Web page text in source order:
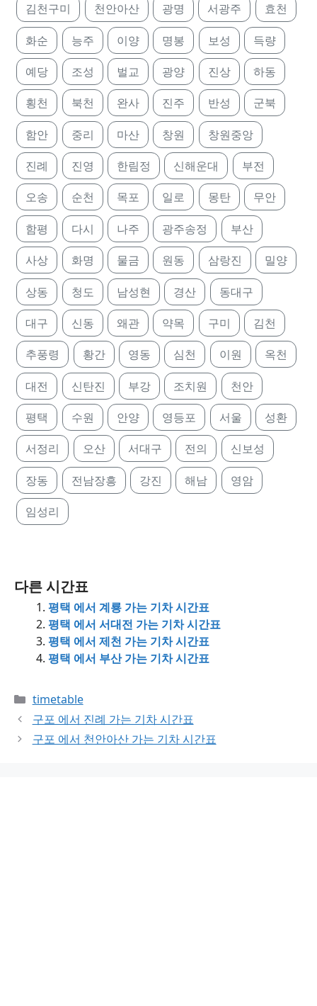
김천구미 천안아산 광명 서광주 효천
화순 능주 이양 명봉 보성 득량
예당 조성 벌교 광양 진상 하동
횡천 북천 완사 진주 반성 군북
함안 중리 마산 창원 창원중앙
진례 진영 한림정 신해운대 부전
오송 순천 목포 일로 몽탄 무안
함평 다시 나주 광주송정 부산
사상 화명 물금 원동 삼랑진 밀양
상동 청도 남성현 경산 동대구
대구 신동 왜관 약목 구미 김천
추풍령 황간 영동 심천 이원 옥천
대전 신탄진 부강 조치원 천안
평택 수원 안양 영등포 서울 성환
서정리 오산 서대구 전의 신보성
장동 전남장흥 강진 해남 영암
임성리
다른 시간표
평택 에서 계룡 가는 기차 시간표
평택 에서 서대전 가는 기차 시간표
평택 에서 제천 가는 기차 시간표
평택 에서 부산 가는 기차 시간표
Categories
timetable
구포 에서 진례 가는 기차 시간표
구포 에서 천안아산 가는 기차 시간표